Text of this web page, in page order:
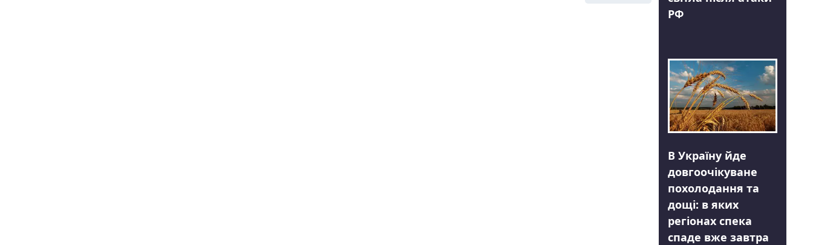
РФ
В Україну йде
довгоочікуване
похолодання та
дощі: в яких
регіонах спека
спаде вже завтра